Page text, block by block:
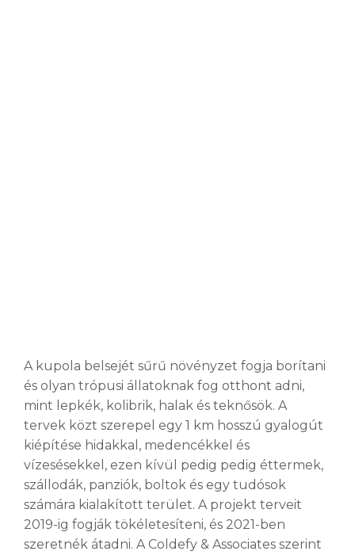
A kupola belsejét sűrű növényzet fogja borítani
és olyan trópusi állatoknak fog otthont adni,
mint lepkék, kolibrik, halak és teknősök. A
tervek közt szerepel egy 1 km hosszú gyalogút
kiépítése hidakkal, medencékkel és
vízesésekkel, ezen kívül pedig pedig éttermek,
szállodák, panziók, boltok és egy tudósok
számára kialakított terület. A projekt terveit
2019-ig fogják tökéletesíteni, és 2021-ben
szeretnék átadni. A Coldefy & Associates szerint